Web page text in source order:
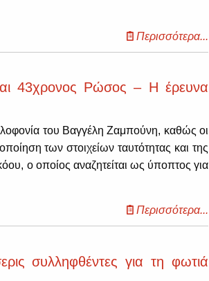
Περισσότερα...
43χρονος Ρώσος – Η έρευνα
του Βαγγέλη Ζαμπούνη, καθώς οι
των στοιχείων ταυτότητας και της
ο οποίος αναζητείται ως ύποπτος για
Περισσότερα...
συλληφθέντες για τη φωτιά